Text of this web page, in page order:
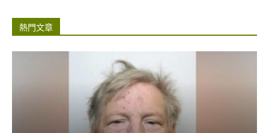
熱門文章